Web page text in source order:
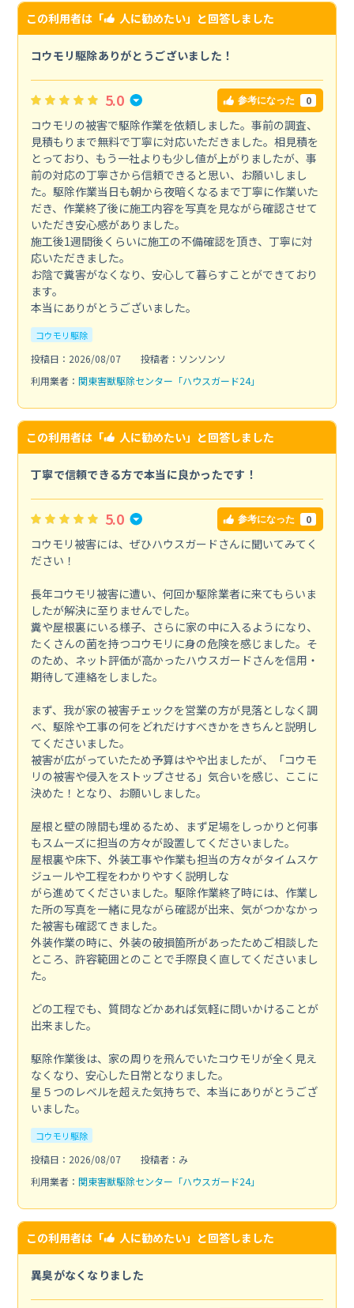
この利用者は「 人に勧めたい」と回答しました
コウモリ駆除ありがとうございました！
5.0 参考になった 0
コウモリの被害で駆除作業を依頼しました。事前の調査、
見積もりまで無料で丁寧に対応いただきました。相見積を
とっており、もう一社よりも少し値が上がりましたが、事
前の対応の丁寧さから信頼できると思い、お願いしまし
た。駆除作業当日も朝から夜暗くなるまで丁寧に作業いた
だき、作業終了後に施工内容を写真を見ながら確認させて
いただき安心感がありました。
施工後1週間後くらいに施工の不備確認を頂き、丁寧に対
応いただきました。
お陰で糞害がなくなり、安心して暮らすことができており
ます。
本当にありがとうございました。
コウモリ駆除
投稿日：2026/08/07
投稿者：ソンソンソ
利用業者： 関東害獣駆除センター「ハウスガード24」
この利用者は「 人に勧めたい」と回答しました
丁寧で信頼できる方で本当に良かったです！
5.0 参考になった 0
コウモリ被害には、ぜひハウスガードさんに聞いてみてく
ださい！
長年コウモリ被害に遭い、何回か駆除業者に来てもらいま
したが解決に至りませんでした。
糞や屋根裏にいる様子、さらに家の中に入るようになり、
たくさんの菌を持つコウモリに身の危険を感じました。そ
のため、ネット評価が高かったハウスガードさんを信用・
期待して連絡をしました。
まず、我が家の被害チェックを営業の方が見落としなく調
べ、駆除や工事の何をどれだけすべきかをきちんと説明し
てくださいました。
被害が広がっていたため予算はやや出ましたが、「コウモ
リの被害や侵入をストップさせる」気合いを感じ、ここに
決めた！となり、お願いしました。
屋根と壁の隙間も埋めるため、まず足場をしっかりと何事
もスムーズに担当の方々が設置してくださいました。
屋根裏や床下、外装工事や作業も担当の方々がタイムスケ
ジュールや工程をわかりやすく説明しな
がら進めてくださいました。駆除作業終了時には、作業し
た所の写真を一緒に見ながら確認が出来、気がつかなかっ
た被害も確認てきました。
外装作業の時に、外装の破損箇所があったためご相談した
ところ、許容範囲とのことで手際良く直してくださいまし
た。
どの工程でも、質問などかあれば気軽に問いかけることが
出来ました。
駆除作業後は、家の周りを飛んでいたコウモリが全く見え
なくなり、安心した日常となりました。
星５つのレベルを超えた気持ちで、本当にありがとうござ
いました。
コウモリ駆除
投稿日：2026/08/07
投稿者：み
利用業者： 関東害獣駆除センター「ハウスガード24」
この利用者は「 人に勧めたい」と回答しました
異臭がなくなりました